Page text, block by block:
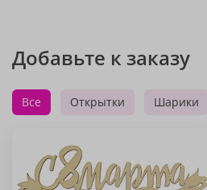
Добавьте к заказу
Все Открытки Шарики